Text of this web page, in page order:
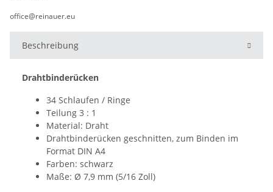
office@reinauer.eu
Beschreibung
Drahtbinderücken
34 Schlaufen / Ringe
Teilung 3 : 1
Material: Draht
Drahtbinderücken geschnitten, zum Binden im
Format DIN A4
Farben: schwarz
Maße: Ø 7,9 mm (5/16 Zoll)